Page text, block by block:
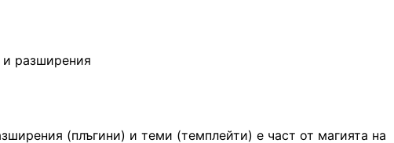
разширения
(плъгини) и теми (темплейти) е част от магията на